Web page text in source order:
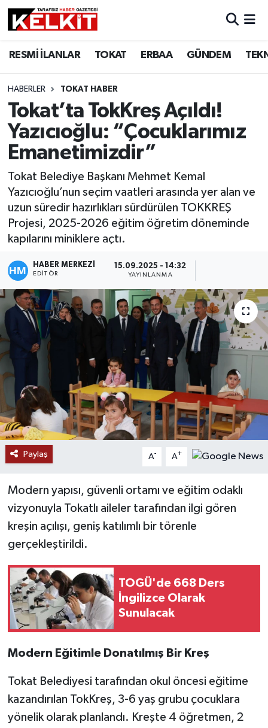
RESMİ İLANLAR TOKAT ERBAA GÜNDEM
HABERLER TOKAT HABER
Tokat’ta TokKreş Açıldı!
Yazıcıoğlu: “Çocuklarımız
Emanetimizdir”
Tokat Belediye Başkanı Mehmet Kemal
Yazıcıoğlu’nun seçim vaatleri arasında yer alan ve
uzun süredir hazırlıkları sürdürülen TOKKREŞ
Projesi, 2025-2026 eğitim öğretim döneminde
kapılarını miniklere açtı.
HABER MERKEZİ
EDITÖR
15.09.2025 - 14:32
YAYINLANMA
Paylaş A- A+
Modern yapısı, güvenli ortamı ve eğitim odaklı
vizyonuyla Tokatlı aileler tarafından ilgi gören
kreşin açılışı, geniş katılımlı bir törenle
gerçekleştirildi.
TOGÜ'de 668 Ders
İngilizce Olarak
Sunulacak
Modern Eğitimle Donatılmış Bir Kreş
Tokat Belediyesi tarafından okul öncesi eğitime
kazandırılan TokKreş, 3-6 yaş grubu çocuklara
yönelik olarak planlandı. Kreşte 4 öğretmen, 2